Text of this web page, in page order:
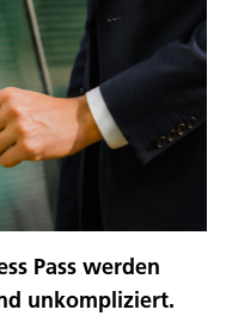
Pass werden
unkompliziert.